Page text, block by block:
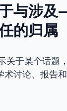
与涉
的归属
关于某个话题
术讨论、报告